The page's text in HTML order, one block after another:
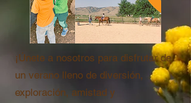
¡Únete a nosotros para disfrutar de
un verano lleno de diversión,
exploración, amistad y